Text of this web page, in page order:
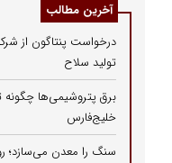
آخرین مطالب
درخواست پنتاگون از
تولید سلاح
برق پتروشیمی‌ها
خلیج‌فارس
سنگ را معدن می‌سازد؛